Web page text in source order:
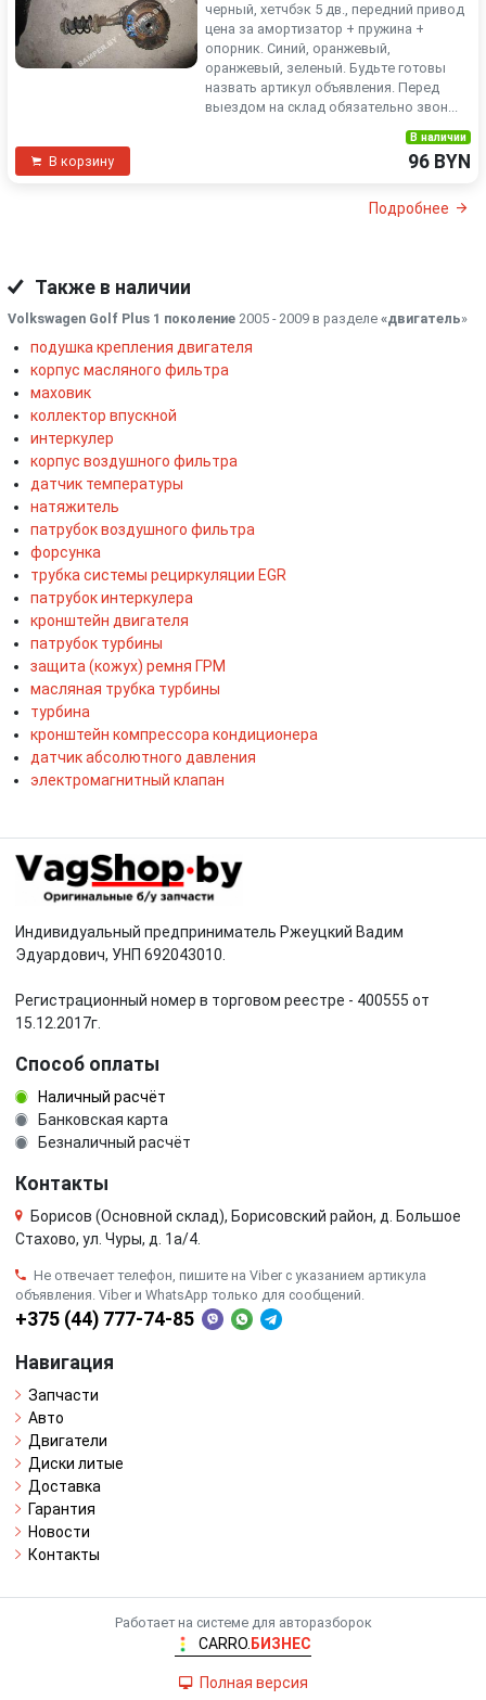
черный, хетчбэк 5 дв., передний привод
цена за амортизатор + пружина +
опорник. Синий, оранжевый,
оранжевый, зеленый. Будьте готовы
назвать артикул объявления. Перед
выездом на склад обязательно звон...
В корзину
В наличии
96 BYN
Подробнее
Также в наличии
Volkswagen Golf Plus 1 поколение 2005 - 2009 в разделе «двигатель»
подушка крепления двигателя
корпус масляного фильтра
маховик
коллектор впускной
интеркулер
корпус воздушного фильтра
датчик температуры
натяжитель
патрубок воздушного фильтра
форсунка
трубка системы рециркуляции EGR
патрубок интеркулера
кронштейн двигателя
патрубок турбины
защита (кожух) ремня ГРМ
масляная трубка турбины
турбина
кронштейн компрессора кондиционера
датчик абсолютного давления
электромагнитный клапан
Индивидуальный предприниматель Ржеуцкий Вадим
Эдуардович, УНП 692043010.
Регистрационный номер в торговом реестре - 400555 от
15.12.2017г.
Способ оплаты
Наличный расчёт
Банковская карта
Безналичный расчёт
Контакты
Борисов (Основной склад), Борисовский район, д. Большое
Стахово, ул. Чуры, д. 1a/4.
Не отвечает телефон, пишите на Viber с указанием артикула
объявления. Viber и WhatsApp только для сообщений.
+375 (44) 777-74-85
Навигация
Запчасти
Авто
Двигатели
Диски литые
Доставка
Гарантия
Новости
Контакты
Работает на системе для авторазборок
CARRO. БИЗНЕС
Полная версия